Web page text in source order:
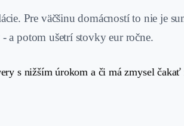
Pre väčšinu domácností to nie je
a potom ušetrí stovky eur ročne.
s nižším úrokom a či má zmysel